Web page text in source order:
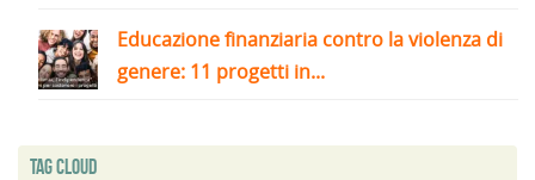
Educazione finanziaria contro la violenza di
genere: 11 progetti in...
Tag Cloud